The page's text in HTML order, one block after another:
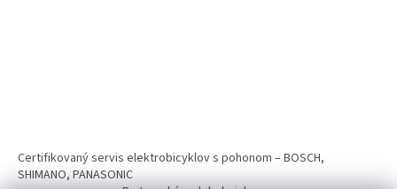
Certifikovaný servis elektrobicyklov s pohonom – BOSCH,
SHIMANO, PANASONIC